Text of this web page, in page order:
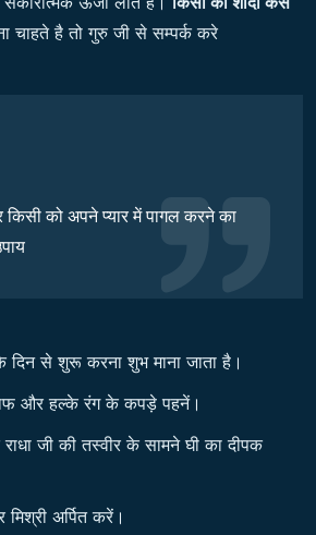
चाहते है तो गुरु जी से सम्पर्क करे
किसी को अपने प्यार में पागल करने का
दिन से शुरू करना शुभ माना जाता है।
और हल्के रंग के कपड़े पहनें।
जी की तस्वीर के सामने घी का दीपक
अर्पित करें।